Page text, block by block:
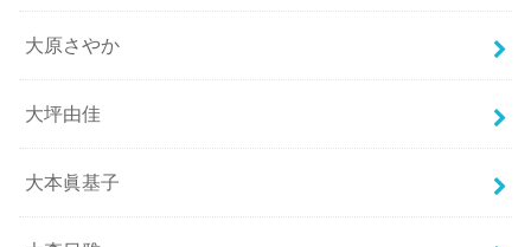
大原さやか
大坪由佳
大本眞基子